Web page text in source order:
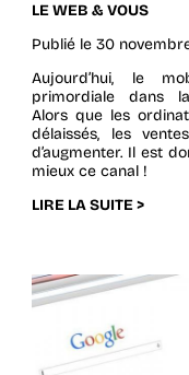
LE WEB & VOUS
Publié le30
Aujourd’hui, le
primordiale dans
Alors que les
délaissés, les
d’augmenter. Il est
mieux ce canal !
LIRE LA SUITE >